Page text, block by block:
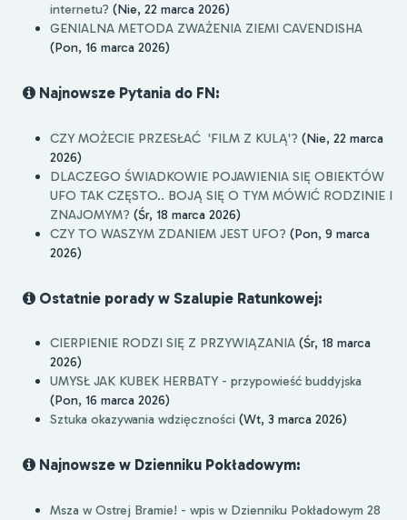
internetu? (Nie, 22 marca 2026)
GENIALNA METODA ZWAŻENIA ZIEMI CAVENDISHA
(Pon, 16 marca 2026)
Najnowsze Pytania do FN:
CZY MOŻECIE PRZESŁAĆ 'FILM Z KULĄ'? (Nie, 22 marca
2026)
DLACZEGO ŚWIADKOWIE POJAWIENIA SIĘ OBIEKTÓW
UFO TAK CZĘSTO.. BOJĄ SIĘ O TYM MÓWIĆ RODZINIE I
ZNAJOMYM? (Śr, 18 marca 2026)
CZY TO WASZYM ZDANIEM JEST UFO? (Pon, 9 marca
2026)
Ostatnie porady w Szalupie Ratunkowej:
CIERPIENIE RODZI SIĘ Z PRZYWIĄZANIA (Śr, 18 marca
2026)
UMYSŁ JAK KUBEK HERBATY - przypowieść buddyjska
(Pon, 16 marca 2026)
Sztuka okazywania wdzięczności (Wt, 3 marca 2026)
Najnowsze w Dzienniku Pokładowym:
Msza w Ostrej Bramie! - wpis w Dzienniku Pokładowym 28